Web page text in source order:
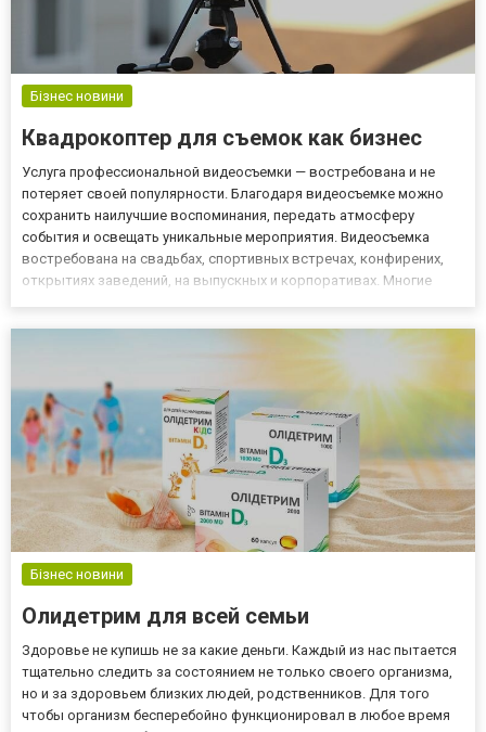
Бізнес новини
Квадрокоптер для съемок как бизнес
Услуга профессиональной видеосъемки — востребована и не
потеряет своей популярности. Благодаря видеосъемке можно
сохранить наилучшие воспоминания, передать атмосферу
события и освещать уникальные мероприятия. Видеосъемка
востребована на свадьбах, спортивных встречах, конфирених,
открытиях заведений, на выпускных и корпоративах. Многие
Бізнес новини
Олидетрим для всей семьи
Здоровье не купишь не за какие деньги. Каждый из нас пытается
тщательно следить за состоянием не только своего организма,
но и за здоровьем близких людей, родственников. Для того
чтобы организм бесперебойно функционировал в любое время